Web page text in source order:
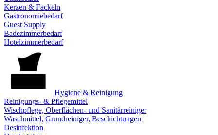
Kerzen & Fackeln
Gastronomiebedarf
Guest Supply
Badezimmerbedarf
Hotelzimmerbedarf
Hygiene & Reinigung
Reinigungs- & Pflegemittel
Wischpflege, Oberflächen- und Sanitärreiniger
Waschmittel, Grundreiniger, Beschichtungen
Desinfektion